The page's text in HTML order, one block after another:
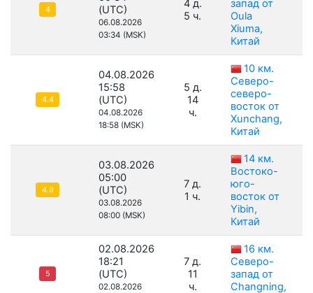
4
(UTC)
06.08.2026
03:34 (MSK)
4 д.
5 ч.
запад от
Oula
Xiuma,
Китай
4.4
04.08.2026
15:58
(UTC)
04.08.2026
18:58 (MSK)
5 д.
14
ч.
10 км.
Северо-
северо-
восток от
Xunchang,
Китай
4.9
03.08.2026
05:00
(UTC)
03.08.2026
08:00 (MSK)
7 д.
1 ч.
14 км.
Востоко-
юго-
восток от
Yibin,
Китай
5
02.08.2026
18:21
(UTC)
02.08.2026
7 д.
11
ч.
16 км.
Северо-
запад от
Changning,